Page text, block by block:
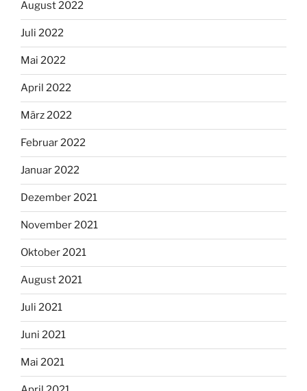
August 2022
Juli 2022
Mai 2022
April 2022
März 2022
Februar 2022
Januar 2022
Dezember 2021
November 2021
Oktober 2021
August 2021
Juli 2021
Juni 2021
Mai 2021